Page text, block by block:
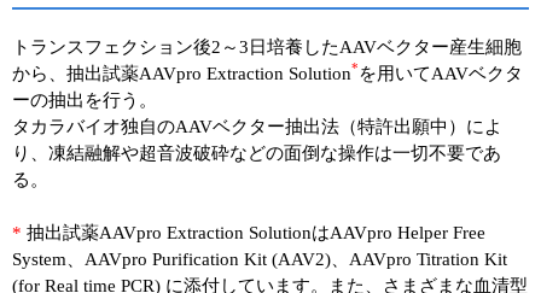
トランスフェクション後2～3日培養したAAVベクター産生細胞
から、抽出試薬AAVpro Extraction Solution* を用いてAAVベクタ
ーの抽出を行う。
タカラバイオ独自のAAVベクター抽出法（特許出願中）によ
り、凍結融解や超音波破砕などの面倒な操作は一切不要であ
る。
* 抽出試薬AAVpro Extraction SolutionはAAVpro Helper Free
System、AAVpro Purification Kit (AAV2)、AAVpro Titration Kit
(for Real time PCR) に添付しています。また、さまざまな血清型